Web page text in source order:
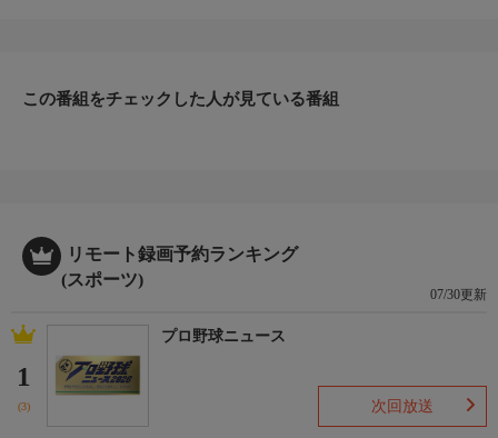
この番組をチェックした人が見ている番組
リモート録画予約ランキング
(スポーツ)
07/30更新
1
(3)
プロ野球ニュース
次回放送